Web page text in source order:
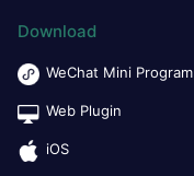
Download
WeChat Mini Program
Web Plugin
iOS